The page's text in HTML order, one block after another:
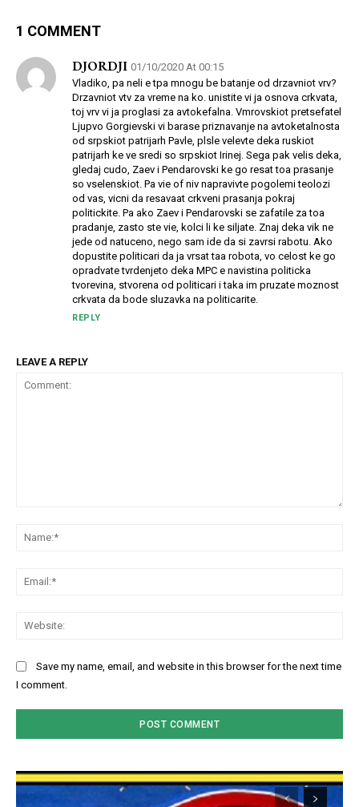
1 COMMENT
DJORDJI 01/10/2020 At 00:15
Vladiko, pa neli e tpa mnogu be batanje od drzavniot vrv?
Drzavniot vtv za vreme na ko. unistite vi ja osnova crkvata,
toj vrv vi ja proglasi za avtokefalna. Vmrovskiot pretsefatel
Ljupvo Gorgievski vi barase priznavanje na avtoketalnosta
od srpskiot patrijarh Pavle, plsle velevte deka ruskiot
patrijarh ke ve sredi so srpskiot Irinej. Sega pak velis deka,
gledaj cudo, Zaev i Pendarovski ke go resat toa prasanje
so vselenskiot. Pa vie of niv napravivte pogolemi teolozi
od vas, vicni da resavaat crkveni prasanja pokraj
politickite. Pa ako Zaev i Pendarovski se zafatile za toa
pradanje, zasto ste vie, kolci li ke siljate. Znaj deka vik ne
jede od natuceno, nego sam ide da si zavrsi rabotu. Ako
dopustite politicari da ja vrsat taa robota, vo celost ke go
opradvate tvrdenjeto deka MPC e navistina politicka
tvorevina, stvorena od politicari i taka im pruzate moznost
crkvata da bode sluzavka na politicarite.
REPLY
LEAVE A REPLY
Save my name, email, and website in this browser for the next time
I comment.